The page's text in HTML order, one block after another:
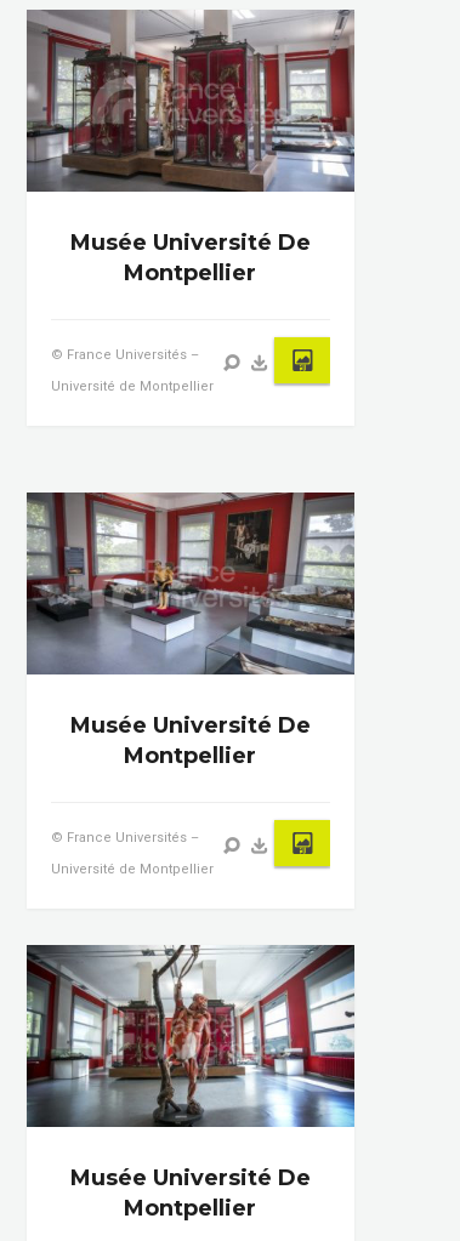
Musée Université De
Montpellier
© France Universités –
Université de Montpellier
Musée Université De
Montpellier
© France Universités –
Université de Montpellier
Musée Université De
Montpellier